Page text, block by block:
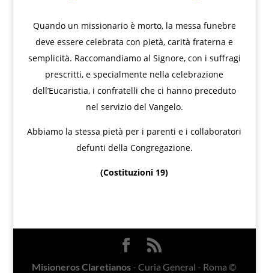
Quando un missionario è morto, la messa funebre
deve essere celebrata con pietà, carità fraterna e
semplicità. Raccomandiamo al Signore, con i suffragi
prescritti, e specialmente nella celebrazione
dell’Eucaristia, i confratelli che ci hanno preceduto
nel servizio del Vangelo.
Abbiamo la stessa pietà per i parenti e i collaboratori
defunti della Congregazione.
(Costituzioni 19)
Misioneros Claretianos - Curia General - Roma ©